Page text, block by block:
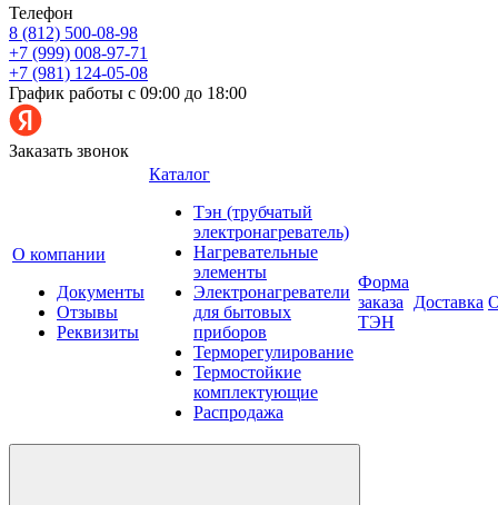
Телефон
8 (812) 500-08-98
+7 (999) 008-97-71
+7 (981) 124-05-08
График работы с 09:00 до 18:00
Заказать звонок
О компании
Документы
Отзывы
Реквизиты
Каталог
Тэн (трубчатый
электронагреватель)
Нагревательные
элементы
Электронагреватели
для бытовых
приборов
Терморегулирование
Термостойкие
комплектующие
Распродажа
Форма
заказа
ТЭН
Доставка